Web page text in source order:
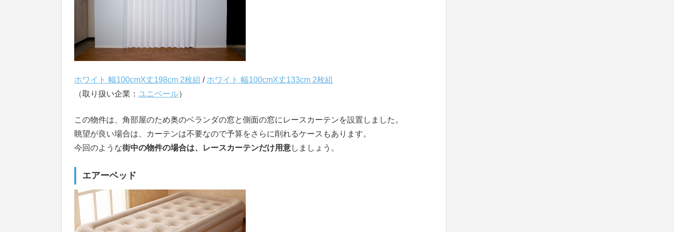
ホワイト 幅100cmX丈198cm 2枚組 / ホワイト 幅100cmX丈133cm 2枚組
（取り扱い企業： ユニベール）
この物件は、角部屋のため奥のベランダの窓と側面の窓にレースカーテンを設置しました。
眺望が良い場合は、カーテンは不要なので予算をさらに削れるケースもあります。
今回のような街中の物件の場合は、レースカーテンだけ用意しましょう。
エアーベッド